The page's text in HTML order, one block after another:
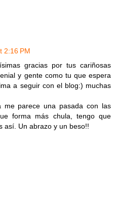
2:16 PM
gracias por tus cariñosas
y gente como tu que espera
a seguir con el blog:) muchas
me parece una pasada con las
forma más chula, tengo que
así. Un abrazo y un beso!!